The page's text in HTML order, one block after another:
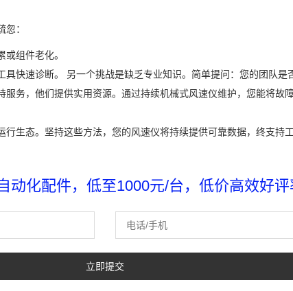
：
组件老化。
快速诊断。 另一个挑战是缺乏专业知识。简单提问：您的团队是
务，他们提供实用资源。通过持续机械式风速仪维护，您能将故
生态。坚持这些方法，您的风速仪将持续提供可靠数据，终支持
动化配件，低至1000元/台，低价高效好评